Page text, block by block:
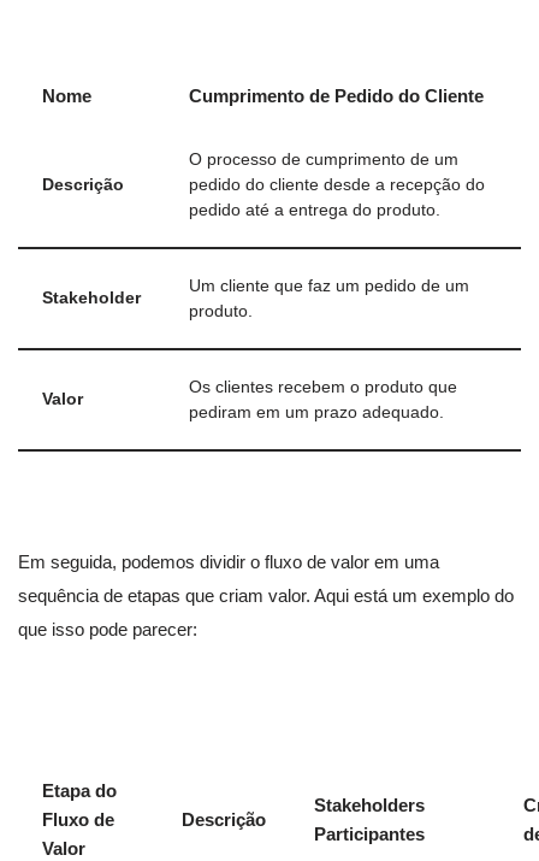
Nome Cumprimento de Pedido do Cliente
Descrição
O processo de cumprimento de um
pedido do cliente desde a recepção do
pedido até a entrega do produto.
Stakeholder
Um cliente que faz um pedido de um
produto.
Valor
Os clientes recebem o produto que
pediram em um prazo adequado.
Em seguida, podemos dividir o fluxo de valor em uma
sequência de etapas que criam valor. Aqui está um exemplo do
que isso pode parecer:
Etapa do
Fluxo de
Valor
Descrição
Stakeholders
Participantes